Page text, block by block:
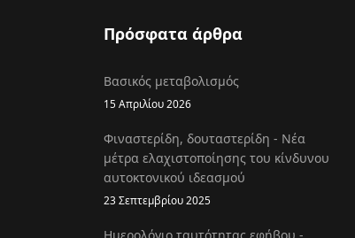
Πρόσφατα άρθρα
Βασικός μεταβολισμός
15 Απριλίου 2026
Φιναστερίδη, δουταστερίδη - Νέα
μέτρα ελαχιστοποίησης του κίνδυνου
αυτοκτονικού ιδεασμού
23 Σεπτεμβρίου 2025